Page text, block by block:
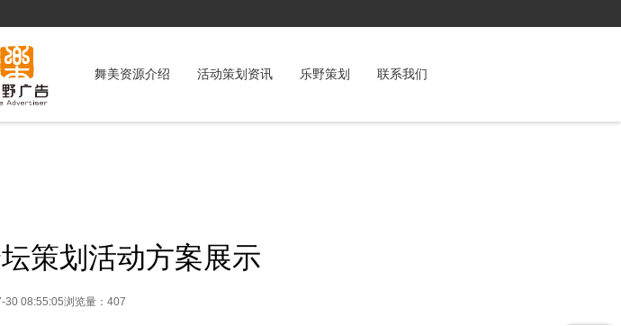
舞美资源介绍 活动策划资讯 乐野策划 联系我们
策划活动方案展示
30 08:55:05浏览量：407